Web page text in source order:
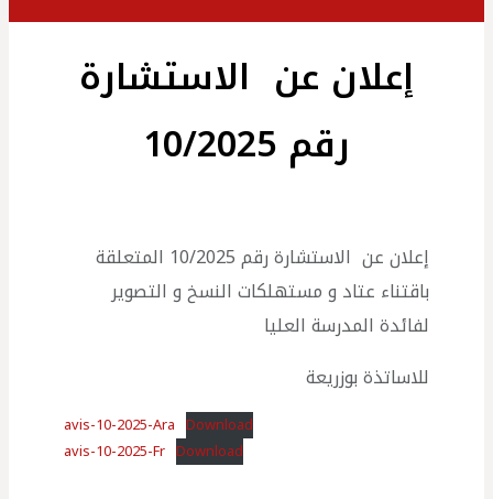
إعلان عن الاستشارة
رقم 10/2025
إعلان عن الاستشارة رقم 10/2025 المتعلقة
باقتناء عتاد و مستهلكات النسخ و التصوير
لفائدة المدرسة العليا
للاساتذة بوزريعة
avis-10-2025-Ara Download
avis-10-2025-Fr Download